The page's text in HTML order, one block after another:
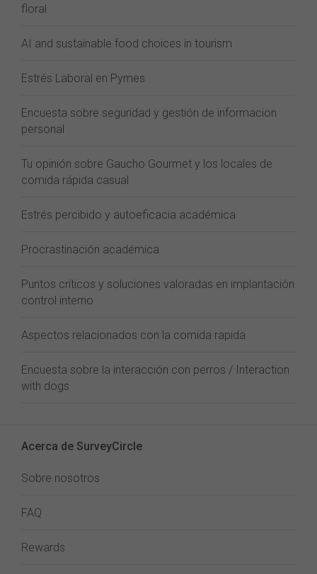
floral
AI and sustainable food choices in tourism
Estrés Laboral en Pymes
Encuesta sobre seguridad y gestión de informacion
personal
Tu opinión sobre Gaucho Gourmet y los locales de
comida rápida casual
Estrés percibido y autoeficacia académica
Procrastinación académica
Puntos críticos y soluciones valoradas en implantación
control interno
Aspectos relacionados con la comida rapida
Encuesta sobre la interacción con perros / Interaction
with dogs
Acerca de SurveyCircle
Sobre nosotros
FAQ
Rewards